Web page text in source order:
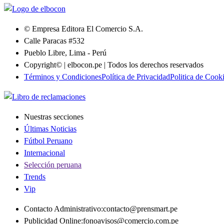
© Empresa Editora El Comercio S.A.
Calle Paracas #532
Pueblo Libre, Lima - Perú
Copyright© | elbocon.pe | Todos los derechos reservados
Términos y CondicionesPolítica de PrivacidadPolitica de
Nuestras secciones
Últimas Noticias
Fútbol Peruano
Internacional
Selección peruana
Trends
Vip
Contacto Administrativo:contacto@prensmart.pe
Publicidad Online:fonoavisos@comercio.com.pe